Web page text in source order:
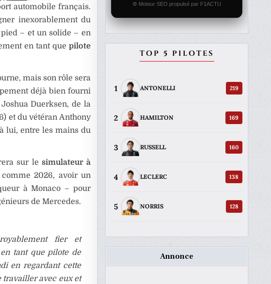
automobile français.
inexorablement du
– et un solide – en
en tant que pilote
mais son rôle sera
déjà bien fourni
Duerksen, de la
et du vétéran Anthony
lui, entre les mains du
sur le simulateur à
2026, avoir un
à Monaco – pour
de Mercedes.
fier et
tant que pilote de
en regardant cette
travailler avec eux et
⚙️ Moteur SEO propulsé par F1ACTU
TOP 5 PILOTES
1 ANTONELLI 219
2 HAMILTON 169
3 RUSSELL 160
4 LECLERC 138
5 NORRIS 128
Annonce